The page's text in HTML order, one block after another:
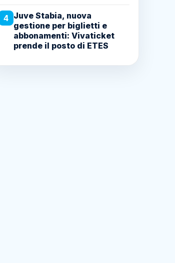
4 Juve Stabia, nuova
gestione per biglietti e
abbonamenti: Vivaticket
prende il posto di ETES